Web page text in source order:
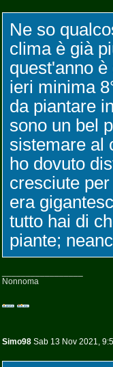
Ne so
clima è già
quest'anno
ieri minima
da piantare
sono un bel
sistemare al
ho dovuto
cresciute
era
tutto hai di
piante;
Nonnoma
Simo98 Sab 13 Nov 2021,